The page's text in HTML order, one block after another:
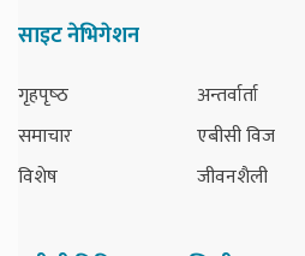
साइट नेभिगेशन
गृहपृष्‍ठ
समाचार
विशेष
अन्तर्वार्ता
एबीसी विज
जीवनशैली